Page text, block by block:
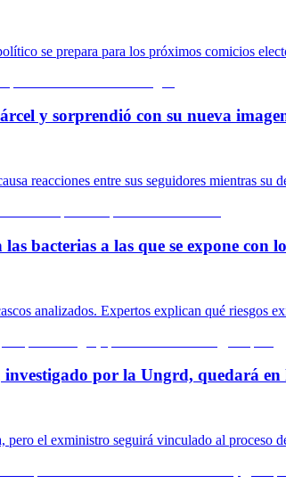
se prepara para los próximos comicios
y sorprendió con su nueva
reacciones entre sus seguidores mientras su
bacterias a las que se expone con
analizados. Expertos explican qué riesgos
por la Ungrd, quedará
pero el exministro seguirá vinculado al proceso